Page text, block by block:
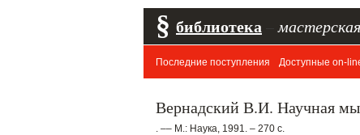
§ библиотека мастерская
Последние поступления Доступные on-
Вернадский В.И. Научная
. –– М.: Наука, 1991. – 270 с.